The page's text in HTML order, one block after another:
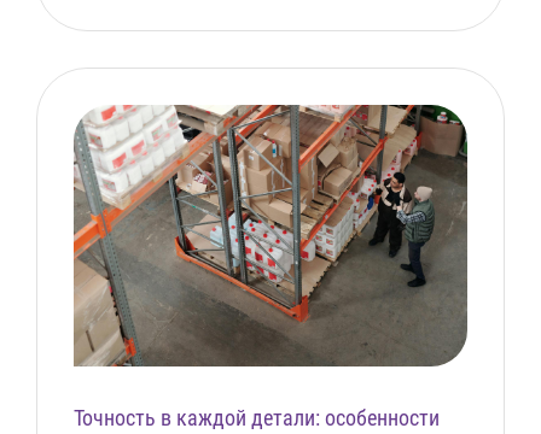
Точность в каждой детали: особенности